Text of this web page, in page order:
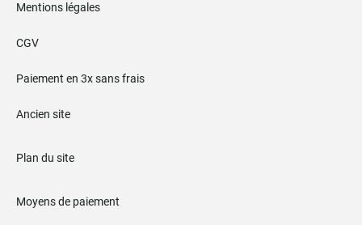
Mentions légales
CGV
Paiement en 3x sans frais
Ancien site
Plan du site
Moyens de paiement